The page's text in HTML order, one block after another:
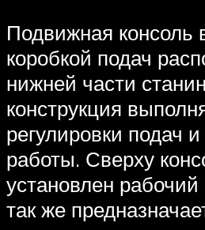
Подвижная консоль
коробкой подач
нижней части
конструкция
регулировки подач
работы. Сверху
установлен рабочий
так же